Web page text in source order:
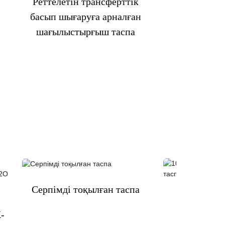
басып шығаруға арналған
шағылыстырғыш таспа
Серпімді тоқылған таспа